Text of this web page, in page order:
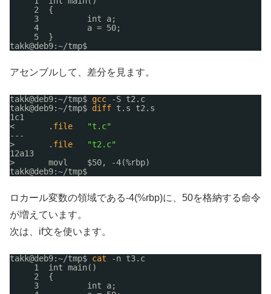
2  {
3          int a;
4          a = 50;
5  }
takk@deb9:~/tmp$
アセンブルして、差分を見ます。
takk@deb9:~/tmp$ gcc
-S t2.c
takk@deb9:~/tmp$ diff t.s t2.s
1c1
<       . file
"t.c"
---
>       . file
"t2.c"
12a13
>       movl    $50, -4(%rbp)
takk@deb9:~/tmp$
ロカール変数の領域である-4(%rbp)に、50を格納する命令
が増えています。
次は、if文を使います。
takk@deb9:~/tmp$ cat
-n t3.c
1  int main()
2  {
3          int a;